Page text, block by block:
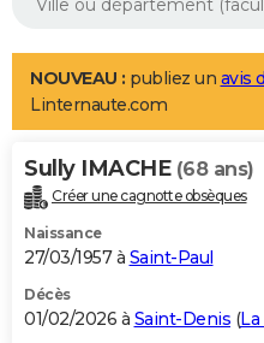
Aménagement intérieur
LIFESTYLE
Art de vivre
Bien-être
Loisirs
Mode
Modes de vie
Alimentation
Guide de la santé
Maladies
Médicaments
Sommeil
VOYAGE
Destinations
City break
Voyage nature
Voyage de noces
Forum
Climat
+PHOTO
GUIDES D'ACHAT
BONS PLANS
NOUVEAU : publiez un avis
Linternaute.com
Sully IMACHE (68 ans)
Créer une cagnotte obsèques
Naissance
27/03/1957 à Saint-Paul
Décès
01/02/2026 à Saint-Denis (La